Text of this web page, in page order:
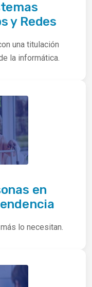
y Redes
una titulación
la informática.
en
lo necesitan.